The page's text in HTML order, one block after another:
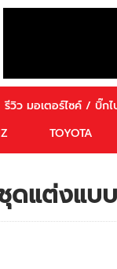
รีวิว มอเตอร์ไซค์ / บิ๊กไ
TOYOTA
ดแต่งแบ